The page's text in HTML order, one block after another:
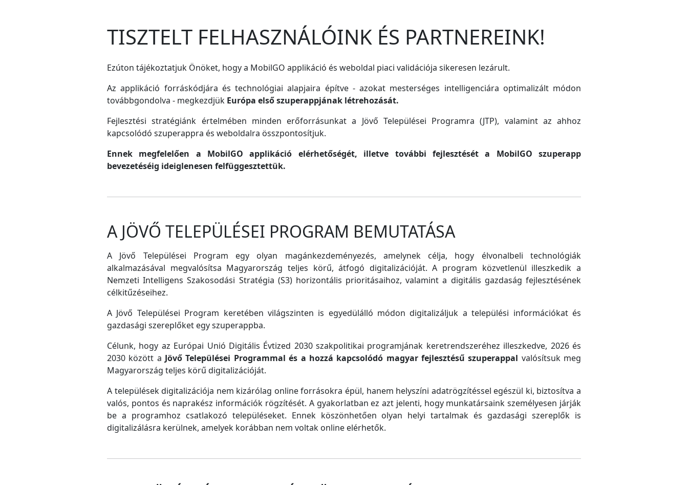
TISZTELT FELHASZNÁLÓINK ÉS PARTNEREINK!
Ezúton tájékoztatjuk Önöket, hogy a MobilGO applikáció és weboldal piaci validációja sikeresen lezárult.
Az applikáció forráskódjára és technológiai alapjaira építve - azokat mesterséges intelligenciára optimalizált módon
továbbgondolva - megkezdjük Európa első szuperappjának létrehozását.
Fejlesztési stratégiánk értelmében minden erőforrásunkat a Jövő Települései Programra (JTP), valamint az ahhoz
kapcsolódó szuperappra és weboldalra összpontosítjuk.
Ennek megfelelően a MobilGO applikáció elérhetőségét, illetve további fejlesztését a MobilGO szuperapp
bevezetéséig ideiglenesen felfüggesztettük.
A JÖVŐ TELEPÜLÉSEI PROGRAM BEMUTATÁSA
A Jövő Települései Program egy olyan magánkezdeményezés, amelynek célja, hogy élvonalbeli technológiák
alkalmazásával megvalósítsa Magyarország teljes körű, átfogó digitalizációját. A program közvetlenül illeszkedik a
Nemzeti Intelligens Szakosodási Stratégia (S3) horizontális prioritásaihoz, valamint a digitális gazdaság fejlesztésének
célkitűzéseihez.
A Jövő Települései Program keretében világszinten is egyedülálló módon digitalizáljuk a települési információkat és
gazdasági szereplőket egy szuperappba.
Célunk, hogy az Európai Unió Digitális Évtized 2030 szakpolitikai programjának keretrendszeréhez illeszkedve, 2026 és
2030 között a Jövő Települései Programmal és a hozzá kapcsolódó magyar fejlesztésű szuperappal valósítsuk meg
Magyarország teljes körű digitalizációját.
A települések digitalizációja nem kizárólag online forrásokra épül, hanem helyszíni adatrögzítéssel egészül ki, biztosítva a
valós, pontos és naprakész információk rögzítését. A gyakorlatban ez azt jelenti, hogy munkatársaink személyesen járják
be a programhoz csatlakozó településeket. Ennek köszönhetően olyan helyi tartalmak és gazdasági szereplők is
digitalizálásra kerülnek, amelyek korábban nem voltak online elérhetők.